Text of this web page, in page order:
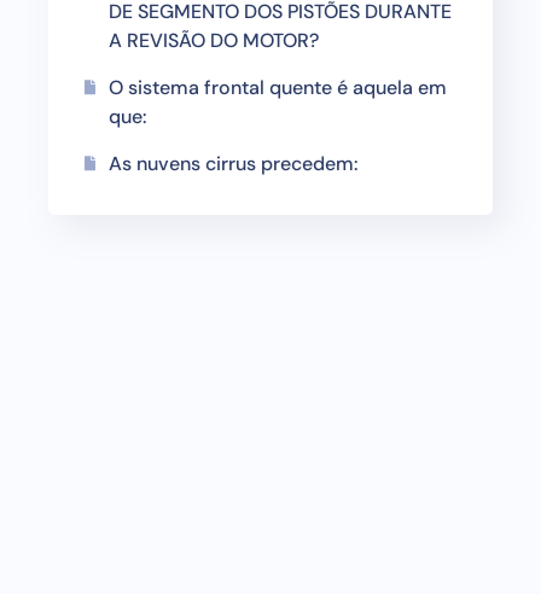
DE SEGMENTO DOS PISTÕES DURANTE
A REVISÃO DO MOTOR?
O sistema frontal quente é aquela em
que:
As nuvens cirrus precedem: